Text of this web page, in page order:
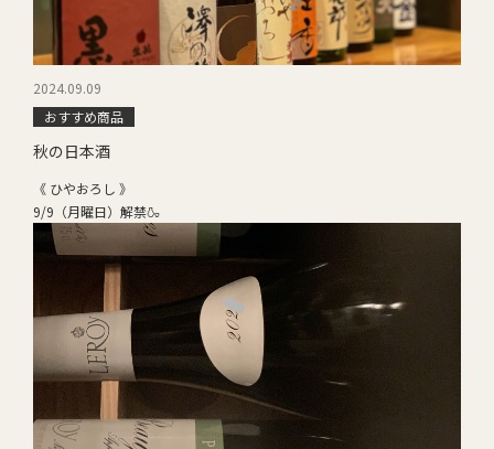
2024.09.09
おすすめ商品
秋の日本酒
《 ひやおろし 》
9/9（月曜日）解禁🍶